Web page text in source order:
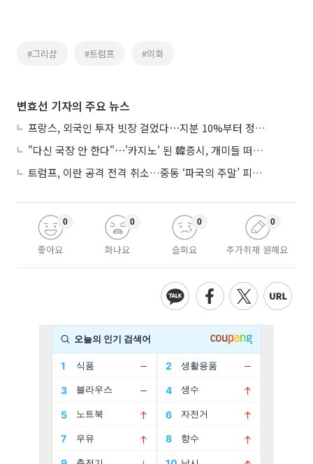
#그리샴 #트럼프 #의회
변효선 기자의 주요 뉴스
프랑스, 외국인 투자 빗장 걸었다⋯지분 10%부터 정부가 승인
"다신 국장 안 한다"⋯'카지노' 된 韓증시, 개미들 떠난다
트럼프, 이란 공격 전격 취소…중동 ‘파국의 주말’ 피했다
좋아요
0
화나요
0
슬퍼요
0
추가취재 원해요
0